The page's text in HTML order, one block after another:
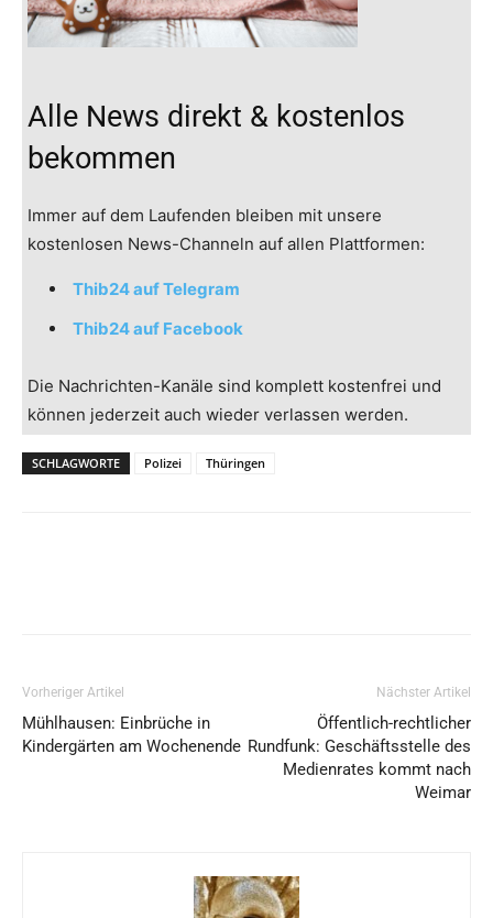
Alle News direkt & kostenlos
bekommen
Immer auf dem Laufenden bleiben mit unsere
kostenlosen News-Channeln auf allen Plattformen:
Thib24 auf Telegram
Thib24 auf Facebook
Die Nachrichten-Kanäle sind komplett kostenfrei und
können jederzeit auch wieder verlassen werden.
SCHLAGWORTE Polizei Thüringen
Vorheriger Artikel
Mühlhausen: Einbrüche in
Kindergärten am Wochenende
Nächster Artikel
Öffentlich-rechtlicher
Rundfunk: Geschäftsstelle des
Medienrates kommt nach
Weimar